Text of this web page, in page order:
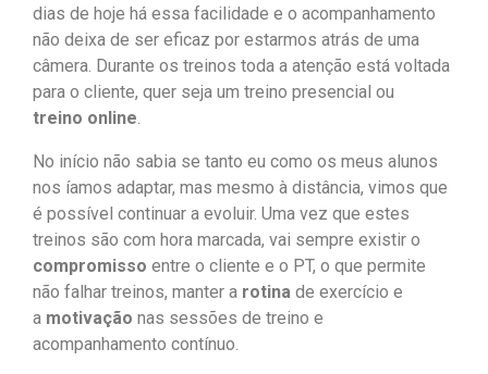
dias de hoje há essa facilidade e o acompanhamento
não deixa de ser eficaz por estarmos atrás de uma
câmera. Durante os treinos toda a atenção está voltada
para o cliente, quer seja um treino presencial ou
treino online.
No início não sabia se tanto eu como os meus alunos
nos íamos adaptar, mas mesmo à distância, vimos que
é possível continuar a evoluir. Uma vez que estes
treinos são com hora marcada, vai sempre existir o
compromisso entre o cliente e o PT, o que permite
não falhar treinos, manter a rotina de exercício e
a motivação nas sessões de treino e
acompanhamento contínuo.